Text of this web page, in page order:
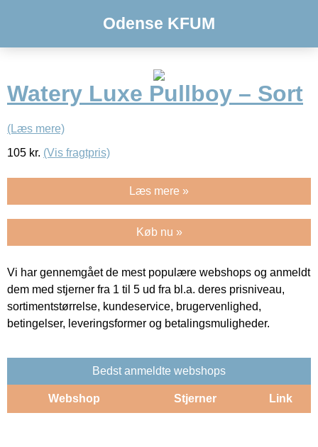
Odense KFUM
Watery Luxe Pullboy – Sort
(Læs mere)
105 kr. (Vis fragtpris)
Læs mere »
Køb nu »
Vi har gennemgået de mest populære webshops og anmeldt
dem med stjerner fra 1 til 5 ud fra bl.a. deres prisniveau,
sortimentstørrelse, kundeservice, brugervenlighed,
betingelser, leveringsformer og betalingsmuligheder.
Bedst anmeldte webshops
Webshop Stjerner Link